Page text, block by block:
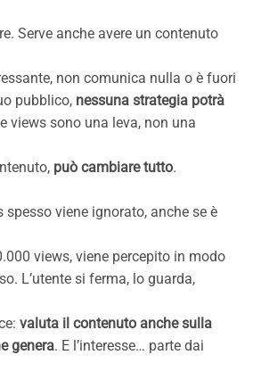
Serve anche avere un contenuto
non comunica nulla o è fuori
pubblico, nessuna strategia potrà
views sono una leva, non una
può cambiare tutto.
spesso viene ignorato, anche se è
views, viene percepito in modo
L’utente si ferma, lo guarda,
valuta il contenuto anche sulla
genera. E l’interesse… parte dai